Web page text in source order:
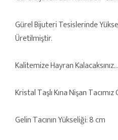
Gürel Bijuteri Tesislerinde
Üretilmiştir.
Kalitemize Hayran Kalacaksınız...
Kristal Taşlı Kına Nişan
Gelin Tacının Yükseliği: 8 cm